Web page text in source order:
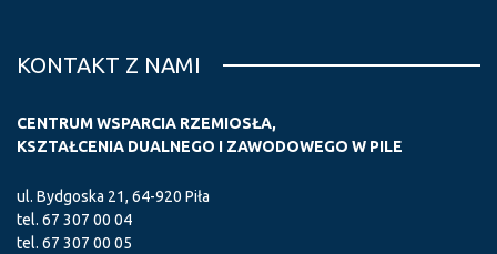
KONTAKT Z NAMI
CENTRUM WSPARCIA RZEMIOSŁA,
KSZTAŁCENIA DUALNEGO I ZAWODOWEGO W PILE
ul. Bydgoska 21, 64-920 Piła
tel. 67 307 00 04
tel. 67 307 00 05